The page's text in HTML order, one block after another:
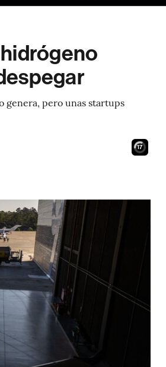
genera, pero unas startups
16